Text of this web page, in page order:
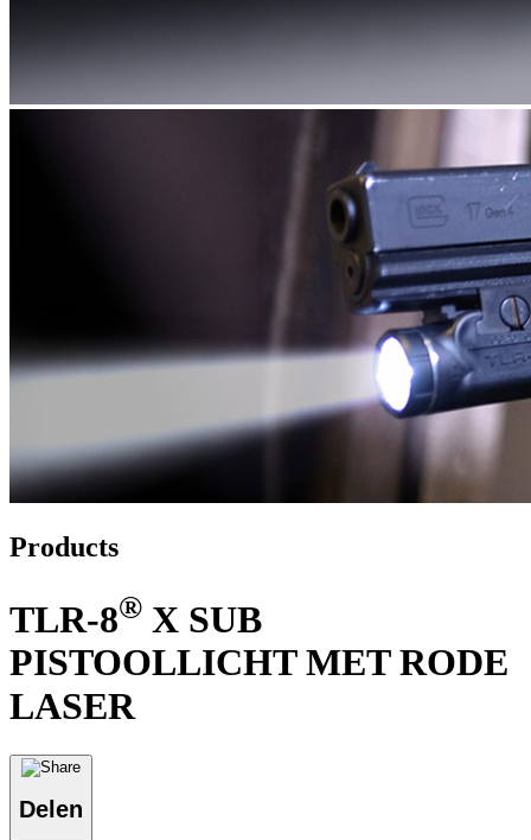
Products
TLR-8® X SUB
PISTOOLLICHT MET RODE
LASER
Delen